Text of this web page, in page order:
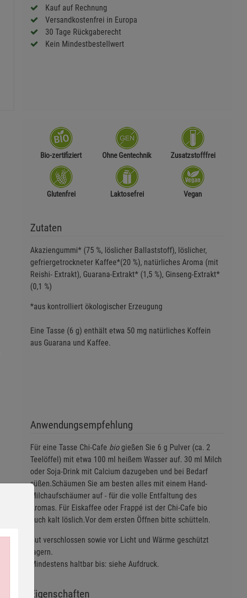
Kauf auf Rechnung
Versandkostenfrei in Europa
30 Tage Rückgaberecht
Kein Mindestbestellwert
Bio-zertifiziert Ohne Gentechnik Zusatzstofffrei
Glutenfrei Laktosefrei Vegan
Zutaten
Akaziengummi* (75 %, löslicher Ballaststoff), löslicher,
gefriergetrockneter Kaffee*(20 %), natürliches Aroma (mit
Reishi- Extrakt), Guarana-Extrakt* (1,5 %), Ginseng-Extrakt*
(0,1 %)
*aus kontrolliert ökologischer Erzeugung
Eine Tasse (6 g) enthält etwa 50 mg natürliches Koffein
aus Guarana und Kaffee.
Anwendungsempfehlung
Für eine Tasse Chi-Cafe biogießen Sie 6 g Pulver (ca. 2
Teelöffel) mit etwa 100 ml heißem Wasser auf. 30 ml Milch
oder Soja-Drink mit Calcium dazugeben und bei Bedarf
süßen.Schäumen Sie am besten alles mit einem Hand-
Milchaufschäumer auf - für die volle Entfaltung des
Aromas. Für Eiskaffee oder Frappé ist der Chi-Cafe bio
auch kalt löslich.Vor dem ersten Öffnen bitte schütteln.
Gut verschlossen sowie vor Licht und Wärme geschützt
lagern.
Mindestens haltbar bis: siehe Aufdruck.
Eigenschaften